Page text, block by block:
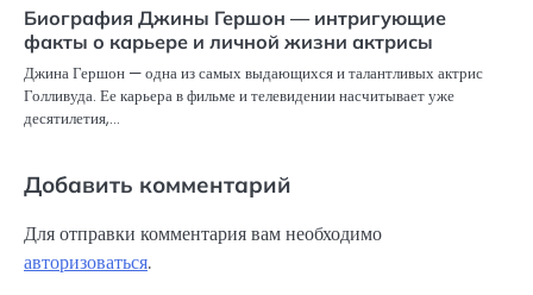
Биография Джины Гершон — интригующие
факты о карьере и личной жизни актрисы
Джина Гершон — одна из самых выдающихся и талантливых актрис
Голливуда. Ее карьера в фильме и телевидении насчитывает уже
десятилетия,…
Добавить комментарий
Для отправки комментария вам необходимо
авторизоваться.